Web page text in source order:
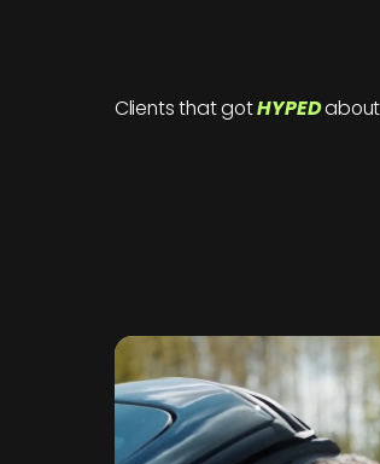
Clients that gotHYPEDabout